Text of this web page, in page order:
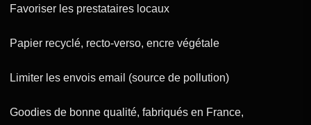
Favoriser les prestataires locaux
Papier recyclé, recto-verso, encre végétale
Limiter les envois email (source de pollution)
Goodies de bonne qualité, fabriqués en France,